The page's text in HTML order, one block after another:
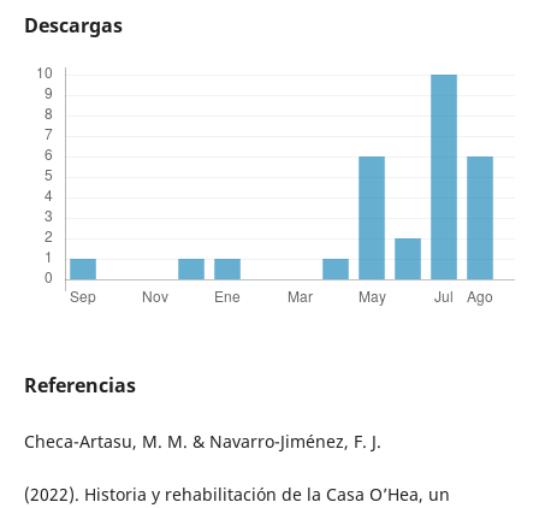
Descargas
Referencias
Checa-Artasu, M. M. & Navarro-Jiménez, F. J.
(2022). Historia y rehabilitación de la Casa O’Hea, un